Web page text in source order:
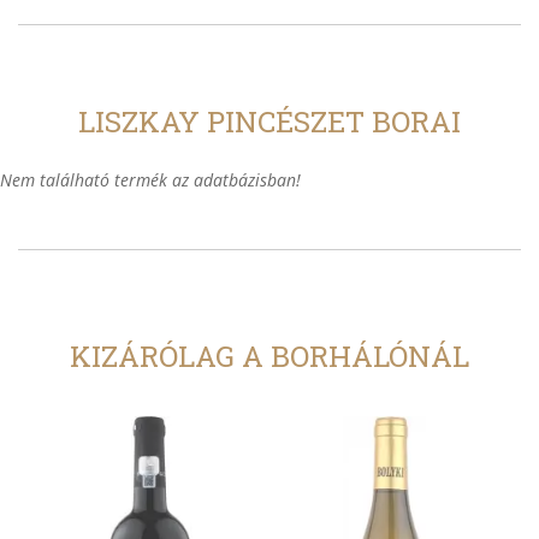
LISZKAY PINCÉSZET BORAI
Nem található termék az adatbázisban!
KIZÁRÓLAG A BORHÁLÓNÁL